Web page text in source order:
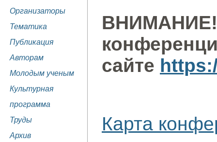
Организаторы
Тематика
Публикация
Авторам
Молодым ученым
Культурная
программа
Труды
Архив
сайте
Карта